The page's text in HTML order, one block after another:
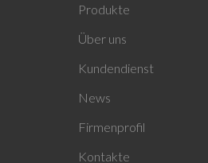
Produkte
Über uns
Kundendienst
News
Firmenprofil
Kontakte